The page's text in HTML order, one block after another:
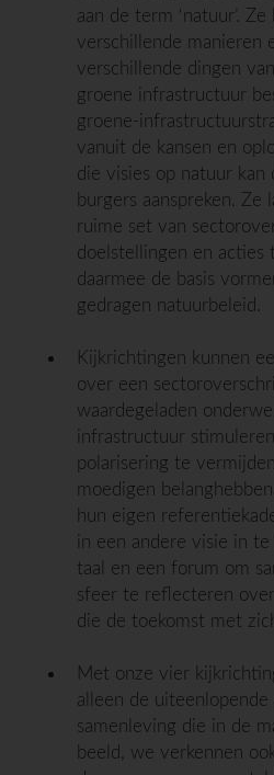
aan de term ‘natuur’.
verschillende manieren
verschillende dingen
groene infrastructuur
groene-
vanuit de kansen en
die visies op natuur kan
burgers aanspreken. Ze
ruime set van
doelstellingen en acties
daarmee de basis
gedragen natuurbeleid.
Kijkrichtingen kunnen
over een
waardegeladen
infrastructuur
polarisering te
moedigen
hun eigen
in een andere visie in
taal en een forum om
sfeer te reflecteren
die de toekomst met
Met onze vier
alleen de
samenleving die in de
beeld, we verkennen